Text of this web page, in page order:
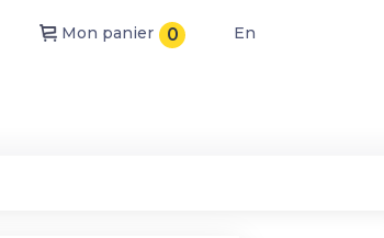
Mon panier 0 En